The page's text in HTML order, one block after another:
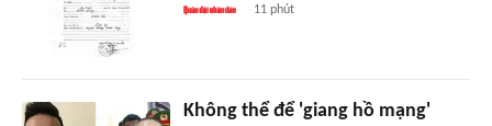
11 phút
Không thể để 'giang hồ mạng'